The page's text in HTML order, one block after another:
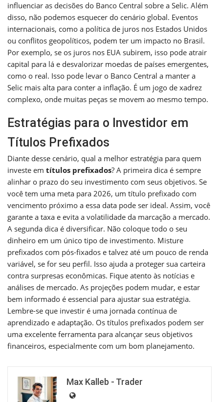
influenciar as decisões do Banco Central sobre a Selic. Além
disso, não podemos esquecer do cenário global. Eventos
internacionais, como a política de juros nos Estados Unidos
ou conflitos geopolíticos, podem ter um impacto no Brasil.
Por exemplo, se os juros nos EUA subirem, isso pode atrair
capital para lá e desvalorizar moedas de países emergentes,
como o real. Isso pode levar o Banco Central a manter a
Selic mais alta para conter a inflação. É um jogo de xadrez
complexo, onde muitas peças se movem ao mesmo tempo.
Estratégias para o Investidor em
Títulos Prefixados
Diante desse cenário, qual a melhor estratégia para quem
investe em títulos prefixados? A primeira dica é sempre
alinhar o prazo do seu investimento com seus objetivos. Se
você tem uma meta para 2026, um título prefixado com
vencimento próximo a essa data pode ser ideal. Assim, você
garante a taxa e evita a volatilidade da marcação a mercado.
A segunda dica é diversificar. Não coloque todo o seu
dinheiro em um único tipo de investimento. Misture
prefixados com pós-fixados e talvez até um pouco de renda
variável, se for seu perfil. Isso ajuda a proteger sua carteira
contra surpresas econômicas. Fique atento às notícias e
análises de mercado. As projeções podem mudar, e estar
bem informado é essencial para ajustar sua estratégia.
Lembre-se que investir é uma jornada contínua de
aprendizado e adaptação. Os títulos prefixados podem ser
uma excelente ferramenta para alcançar seus objetivos
financeiros, especialmente com um bom planejamento.
Max Kalleb - Trader